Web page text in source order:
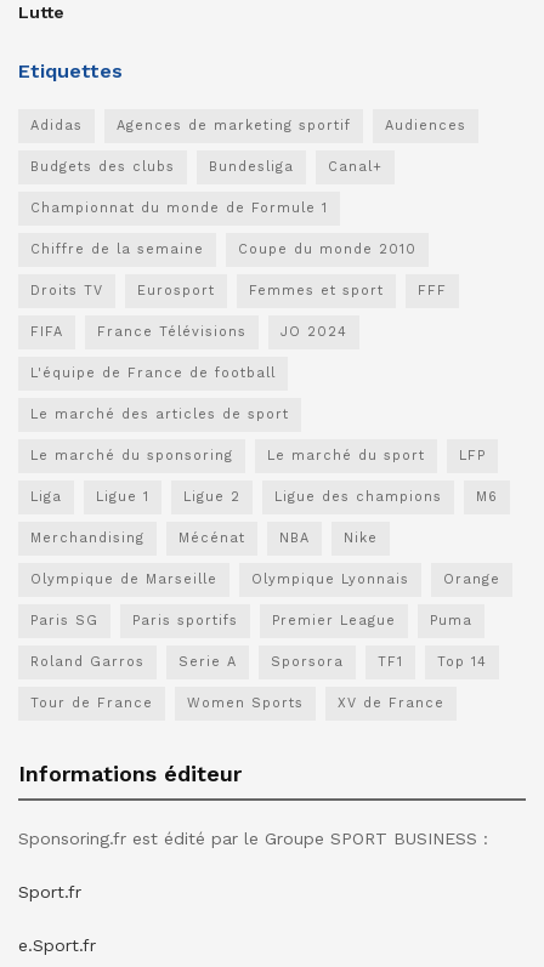
Lutte
Etiquettes
Adidas Agences de marketing sportif Audiences
Budgets des clubs Bundesliga Canal+
Championnat du monde de Formule 1
Chiffre de la semaine Coupe du monde 2010
Droits TV Eurosport Femmes et sport FFF
FIFA France Télévisions JO 2024
L'équipe de France de football
Le marché des articles de sport
Le marché du sponsoring Le marché du sport LFP
Liga Ligue 1 Ligue 2 Ligue des champions M6
Merchandising Mécénat NBA Nike
Olympique de Marseille Olympique Lyonnais Orange
Paris SG Paris sportifs Premier League Puma
Roland Garros Serie A Sporsora TF1 Top 14
Tour de France Women Sports XV de France
Informations éditeur
Sponsoring.fr est édité par le Groupe SPORT BUSINESS :
Sport.fr
e.Sport.fr